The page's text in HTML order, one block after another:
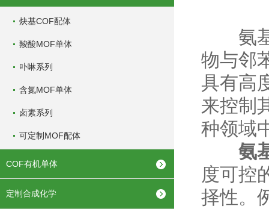
炔基COF配体
羧酸MOF单体
卟啉系列
含氮MOF单体
卤素系列
可定制MOF配体
COF有机单体
定制合成化学
氨基
物与邻
具有高
来控制
种领域
氨
度可控
择性。